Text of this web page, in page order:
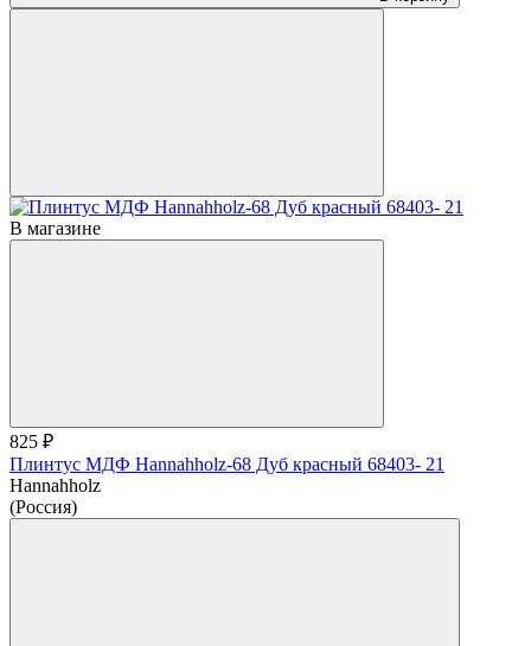
В магазине
825 ₽
Плинтус МДФ Hannahholz-68 Дуб красный 68403- 21
Hannahholz
(Россия)